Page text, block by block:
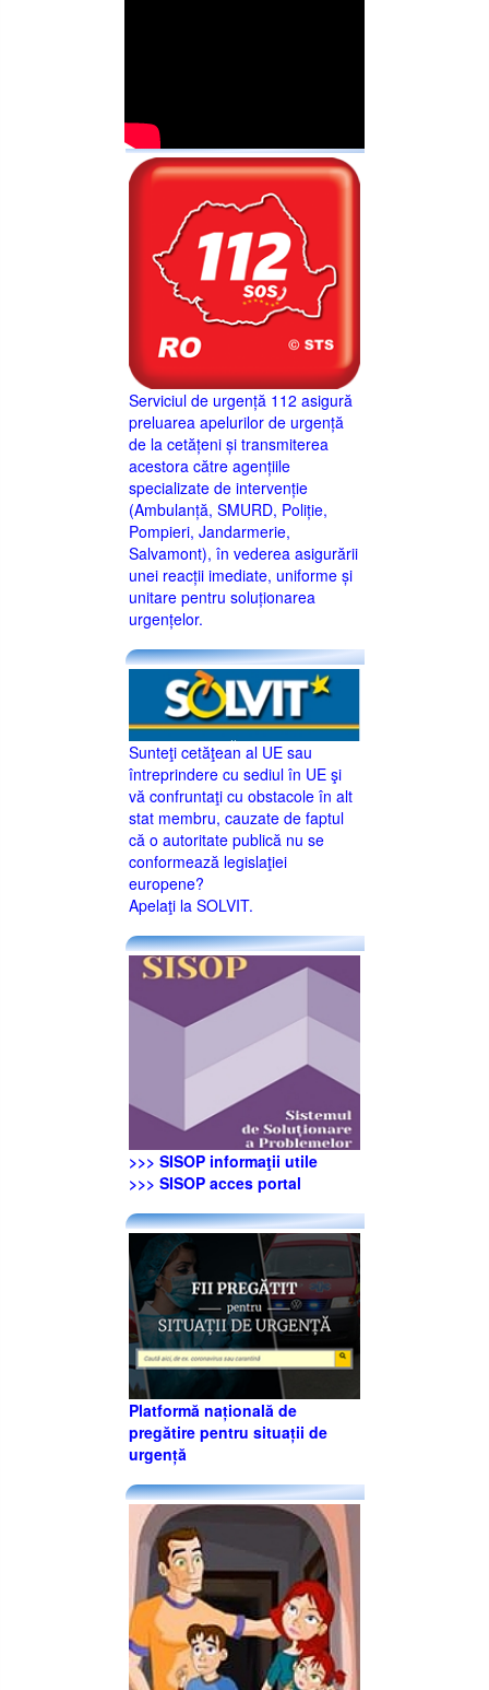
Serviciul de urgență 112 asigură
preluarea apelurilor de urgență
de la cetățeni și transmiterea
acestora către agențiile
specializate de intervenție
(Ambulanță, SMURD, Poliție,
Pompieri, Jandarmerie,
Salvamont), în vederea asigurării
unei reacții imediate, uniforme și
unitare pentru soluționarea
urgențelor.
Sunteţi cetăţean al UE sau
întreprindere cu sediul în UE şi
vă confruntaţi cu obstacole în alt
stat membru, cauzate de faptul
că o autoritate publică nu se
conformează legislaţiei
europene?
Apelaţi la SOLVIT.
>>> SISOP informaţii utile
>>> SISOP acces portal
Platformă națională de
pregătire pentru situații de
urgență